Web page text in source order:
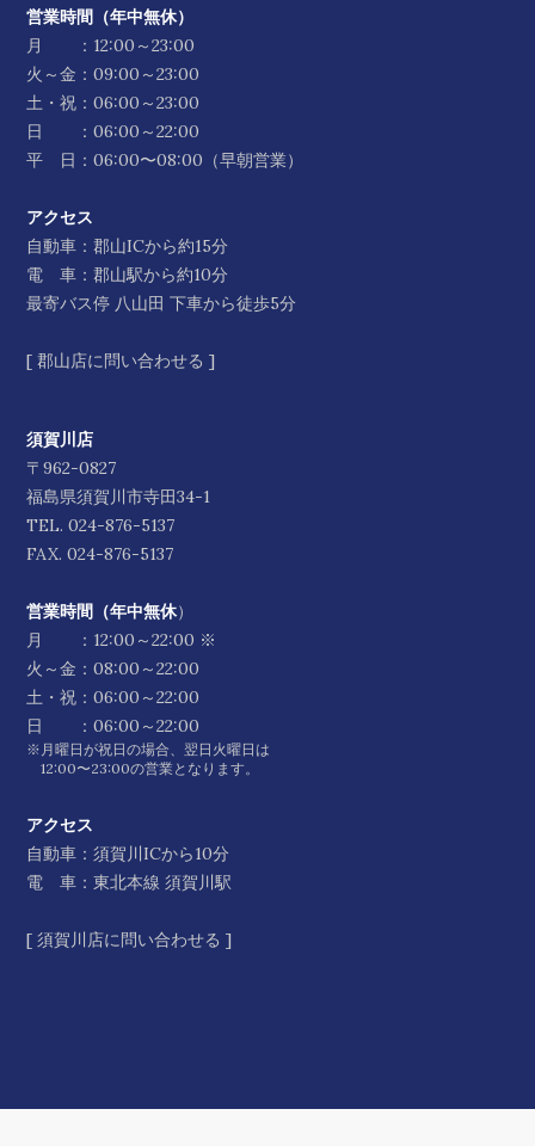
営業時間（年中無休）
月 ：12:00～23:00
火～金：09:00～23:00
土・祝：06:00～23:00
日 ：06:00～22:00
平 日：06:00〜08:00（早朝営業）
アクセス
自動車：郡山ICから約15分
電 車：郡山駅から約10分
最寄バス停 八山田 下車から徒歩5分
[郡山店に問い合わせる ]
須賀川店
〒962-0827
福島県須賀川市寺田34-1
TEL.024-876-5137
FAX. 024-876-5137
営業時間（年中無休）
月 ：12:00～22:00 ※
火～金：08:00～22:00
土・祝：06:00～22:00
日 ：06:00～22:00
※月曜日が祝日の場合、翌日火曜日は
12:00〜23:00の営業となります。
アクセス
自動車：須賀川ICから10分
電 車：東北本線 須賀川駅
[須賀川店に問い合わせる ]